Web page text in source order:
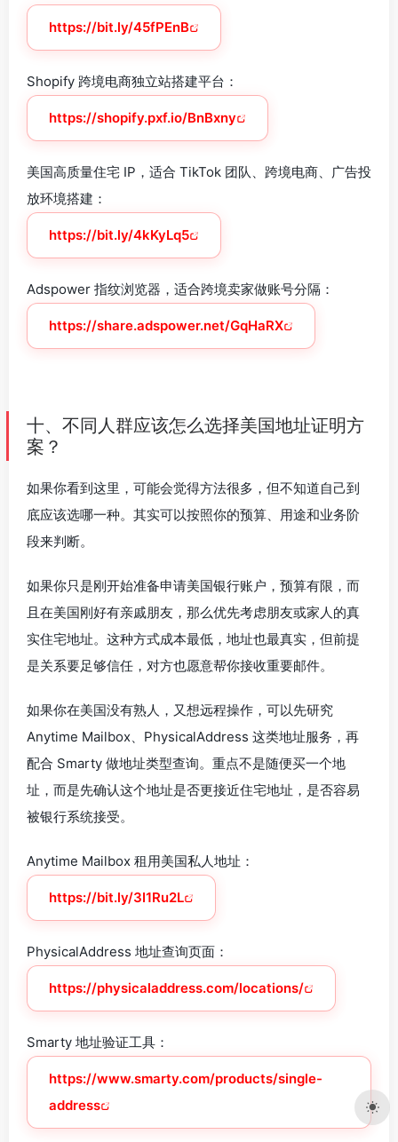
https://bit.ly/45fPEnB
Shopify 跨境电商独立站搭建平台：
https://shopify.pxf.io/BnBxny
美国高质量住宅 IP，适合 TikTok 团队、跨境电商、广告投
放环境搭建：
https://bit.ly/4kKyLq5
Adspower 指纹浏览器，适合跨境卖家做账号分隔：
https://share.adspower.net/GqHaRX
十、不同人群应该怎么选择美国地址证明方
案？
如果你看到这里，可能会觉得方法很多，但不知道自己到
底应该选哪一种。其实可以按照你的预算、用途和业务阶
段来判断。
如果你只是刚开始准备申请美国银行账户，预算有限，而
且在美国刚好有亲戚朋友，那么优先考虑朋友或家人的真
实住宅地址。这种方式成本最低，地址也最真实，但前提
是关系要足够信任，对方也愿意帮你接收重要邮件。
如果你在美国没有熟人，又想远程操作，可以先研究
Anytime Mailbox、PhysicalAddress 这类地址服务，再
配合 Smarty 做地址类型查询。重点不是随便买一个地
址，而是先确认这个地址是否更接近住宅地址，是否容易
被银行系统接受。
Anytime Mailbox 租用美国私人地址：
https://bit.ly/3I1Ru2L
PhysicalAddress 地址查询页面：
https://physicaladdress.com/locations/
Smarty 地址验证工具：
https://www.smarty.com/products/single-
address